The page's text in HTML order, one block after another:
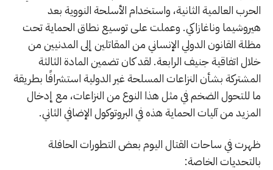
الحرب العالمية الثانية، واستخدام الأسلحة النووية بعد
هيروشيما وناغازاكي. وعملت على توسيع نطاق الحماية تحت
مظلة القانون الدولي الإنساني من المقاتلين إلى المدنيين من
خلال اتفاقية جنيف الرابعة. لقد كان تضمين المادة الثالثة
المشتركة بشأن النزاعات المسلحة غير الدولية استشرافًا بطريقة
ما للتحول الضخم في مثل هذا النوع من النزاعات، مع إدخال
المزيد من آليات الحماية هذه في البروتوكول الإضافي الثاني.
ظهرت في ساحات القتال اليوم بعض التطورات الحافلة
بالتحديات الخاصة: